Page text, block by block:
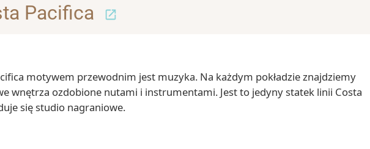
Pacifica
motywem przewodnim jest muzyka. Na każdym pokładzie znajdziemy
wnętrza ozdobione nutami i instrumentami. Jest to jedyny statek linii Costa
się studio nagraniowe.